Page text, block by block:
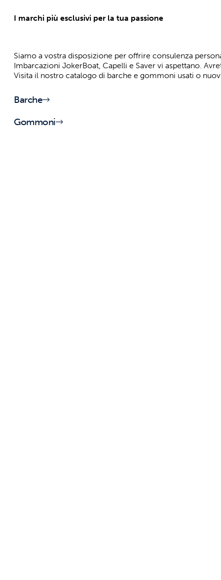
I marchi più esclusivi per la tua passione
Siamo a vostra disposizione per offrire consulenza
Imbarcazioni JokerBoat, Capelli e Saver vi aspettano.
Visita il nostro catalogo di barche e gommoni usati o
Barche
Gommoni